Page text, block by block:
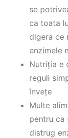
se
ca toata
digera ce
enzimele
Nutriția e
reguli
învețe
Multe
pentru ca
distrug